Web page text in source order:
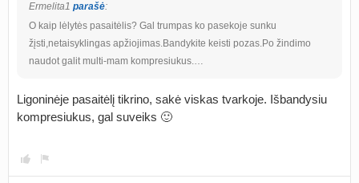
Ermelita1 parašė:
O kaip lėlytės pasaitėlis? Gal trumpas ko pasekoje sunku
žįsti,netaisyklingas apžiojimas.Bandykite keisti pozas.Po žindimo
naudot galit multi-mam kompresiukus.…
Ligoninėje pasaitėlį tikrino, sakė viskas tvarkoje. Išbandysiu
kompresiukus, gal suveiks 🙂